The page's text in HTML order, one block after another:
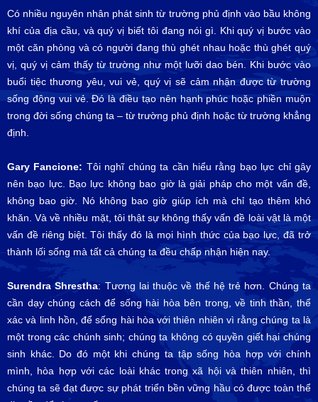
Có nhiều nguyên nhân phát sinh từ trường phủ định vào bầu không
khí của địa cầu, và quý vị biết tôi đang nói gì. Khi quý vị bước vào
một căn phòng và có người đang thù ghét nhau hoặc thù ghét quý
vị, quý vị cảm thấy từ trường như một lưỡi dao bén. Khi bước vào
buổi tiệc thương yêu, vui vẻ, quý vị sẽ cảm nhận được từ trường
sống động vui vẻ. Đó là điều tạo nên hạnh phúc hoặc phiền muộn
trong đời sống chúng ta – từ trường phủ định hoặc từ trường khẳng
định.
Gary Fancione: Tôi nghĩ chúng ta cần hiểu rằng bạo lực chỉ gây
nên bạo lực. Bạo lực không bao giờ là giải pháp cho một vấn đề,
không bao giờ. Nó không bao giờ giúp ích mà chỉ tạo thêm khó
khăn. Và về nhiều mặt, tôi thật sự không thấy vấn đề loài vật là một
vấn đề riêng biệt. Tôi thấy đó là mọi hình thức của bạo lực, đã trở
thành lối sống mà tất cả chúng ta đều chấp nhận hiện nay.
Surendra Shrestha: Tương lai thuộc về thế hệ trẻ hơn. Chúng ta
cần dạy chúng cách để sống hài hòa bên trong, về tinh thần, thể
xác và linh hồn, để sống hài hòa với thiên nhiên vì rằng chúng ta là
một trong các chúnh sinh; chúng ta không có quyền giết hại chúng
sinh khác. Do đó một khi chúng ta tập sống hòa hợp với chính
mình, hòa hợp với các loài khác trong xã hội và thiên nhiên, thì
chúng ta sẽ đạt được sự phát triển bền vững hầu có được toàn thể